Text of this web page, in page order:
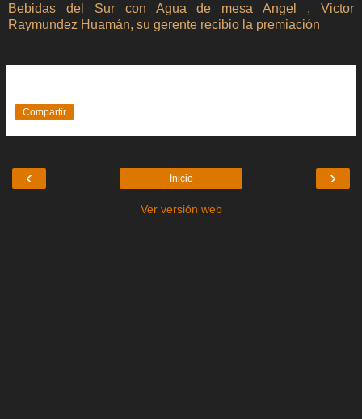
Bebidas del Sur con Agua de mesa Angel , Victor
Raymundez Huamán, su gerente recibio la premiación
Compartir
‹ ›
Inicio
Ver versión web